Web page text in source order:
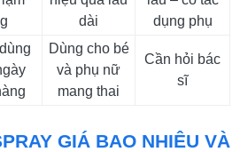
dài
dụng phụ
Dùng cho bé
và phụ nữ
mang thai
Cần hỏi bác
sĩ
GIÁ BAO NHIÊU VÀ